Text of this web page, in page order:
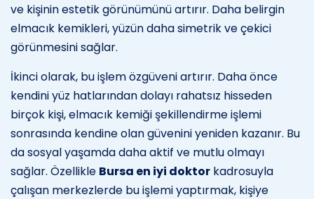
ve kişinin estetik görünümünü artırır. Daha belirgin
elmacık kemikleri, yüzün daha simetrik ve çekici
görünmesini sağlar.
İkinci olarak, bu işlem özgüveni artırır. Daha önce
kendini yüz hatlarından dolayı rahatsız hisseden
birçok kişi, elmacık kemiği şekillendirme işlemi
sonrasında kendine olan güvenini yeniden kazanır. Bu
da sosyal yaşamda daha aktif ve mutlu olmayı
sağlar. Özellikle Bursa en iyi doktor kadrosuyla
çalışan merkezlerde bu işlemi yaptırmak, kişiye